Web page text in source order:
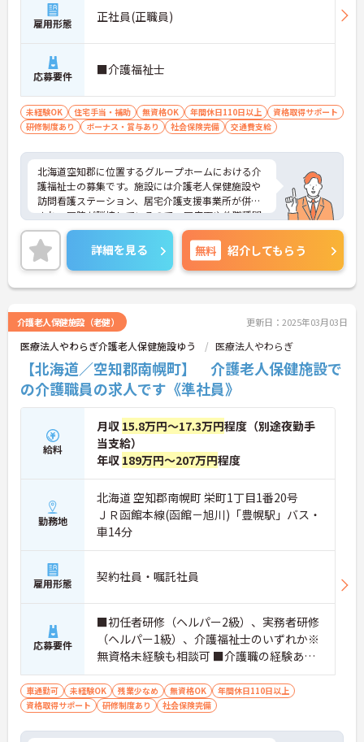
雇用形態 正社員(正職員)
応募要件 ■介護福祉士
未経験OK 住宅手当・補助 無資格OK 年間休日110日以上
資格取得サポート
研修制度あり
ボーナス・賞与あり 社会保険完備 交通費支給
北海道空知郡に位置するグループホームにおける介
護福祉士の募集です。施設には介護老人保健施設や
訪問看護ステーション、居宅介護支援事業所が併設
され、医院が隣接しているので、医療面や他職種間
での連携がとりやすい環境です。
賞与4.4ヶ月分の支給実績があり、頑張りがきちんと
評価される職場です。
ご興味のある方には、面接対策ポイントなど、さら
に詳細をお話しいたしますのでお気軽にご相談くだ
詳細を見る 無料 紹介してもらう
介護老人保健施設（老健） 更新日：2025年03月03日
医療法人やわらぎ介護老人保健施設ゆう 医療法人やわらぎ
【北海道／空知郡南幌町】 介護老人保健施設で
の介護職員の求人です《準社員》
給料
月収 15.8万円～17.3万円程度（別途夜勤手
当支給）
年収 189万円～207万円程度
勤務地
北海道 空知郡南幌町 栄町1丁目1番20号
ＪＲ函館本線(函館－旭川)「豊幌駅」バス・
車14分
雇用形態 契約社員・嘱託社員
応募要件
■初任者研修（ヘルパー2級）、実務者研修
（ヘルパー1級）、介護福祉士のいずれか※
無資格未経験も相談可 ■介護職の経験あれ
ば尚可
車通勤可 未経験OK 残業少なめ 無資格OK
年間休日110日以上
資格取得サポート
研修制度あり 社会保険完備